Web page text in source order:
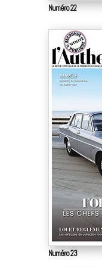
Numéro 22
Numéro 23